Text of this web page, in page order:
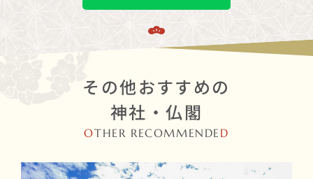
その他おすすめの
神社・仏閣
OTHER RECOMMENDE D